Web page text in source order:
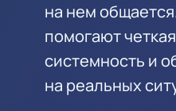
на нем
помогают
системность и
на реальных